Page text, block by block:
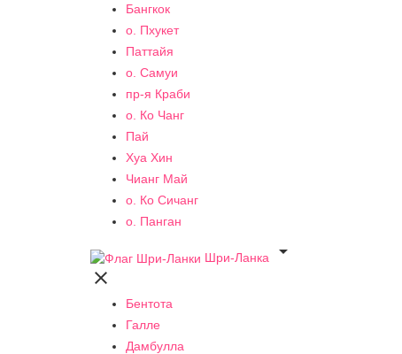
Бангкок
о. Пхукет
Паттайя
о. Самуи
пр-я Краби
о. Ко Чанг
Пай
Хуа Хин
Чианг Май
о. Ко Сичанг
о. Панган
Шри-Ланка


Бентота
Галле
Дамбулла